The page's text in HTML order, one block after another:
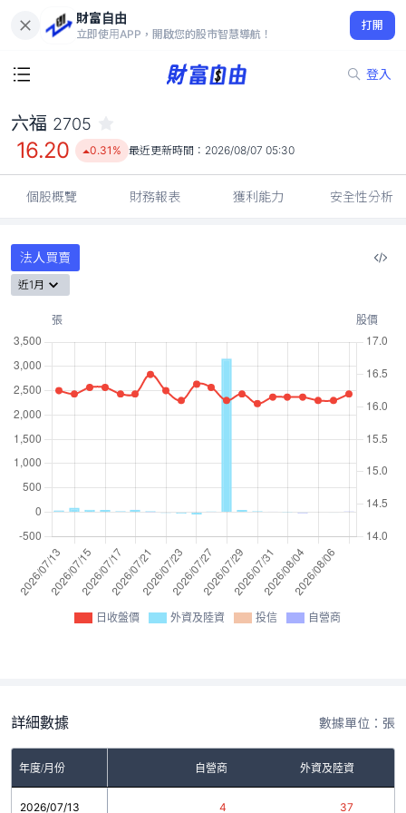
財富自由
立即使用APP，開啟您的股市智慧導航！
打開
登入
16.20
0.31%
六福 2705
16.20 0.31% 最近更新時間： 2026/08/07 05:30
個股概覽 財務報表 獲利能力 安全性分析
法人買賣
近1月
日收盤價 外資及陸資 投信 自營商
詳細數據 數據單位：張
年度/月份 自營商 外資及陸資
2026/07/13 4 37